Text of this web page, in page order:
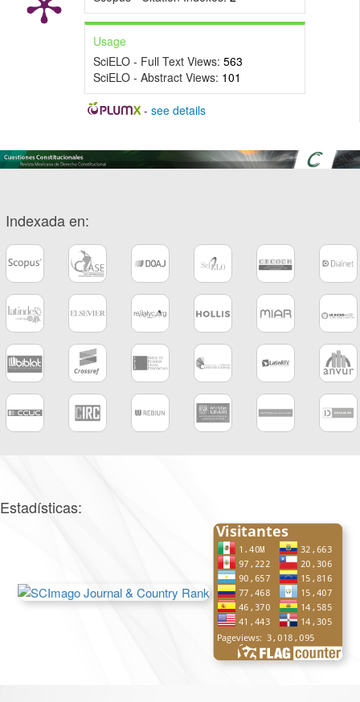
Usage
SciELO - Full Text Views: 563
SciELO - Abstract Views: 101
- see details
Indexada en:
Estadísticas: